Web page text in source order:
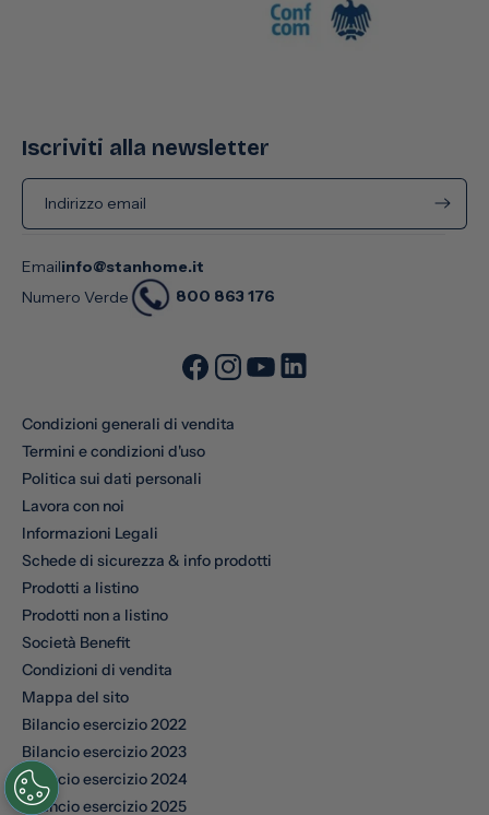
Iscriviti alla newsletter
Indirizzo email
Emailinfo@stanhome.it
Numero Verde
800 863 176
Condizioni generali di vendita
Termini e condizioni d'uso
Politica sui dati personali
Lavora con noi
Informazioni Legali
Schede di sicurezza & info prodotti
Prodotti a listino
Prodotti non a listino
Società Benefit
Condizioni di vendita
Mappa del sito
Bilancio esercizio 2022
Bilancio esercizio 2023
Bilancio esercizio 2024
Bilancio esercizio 2025